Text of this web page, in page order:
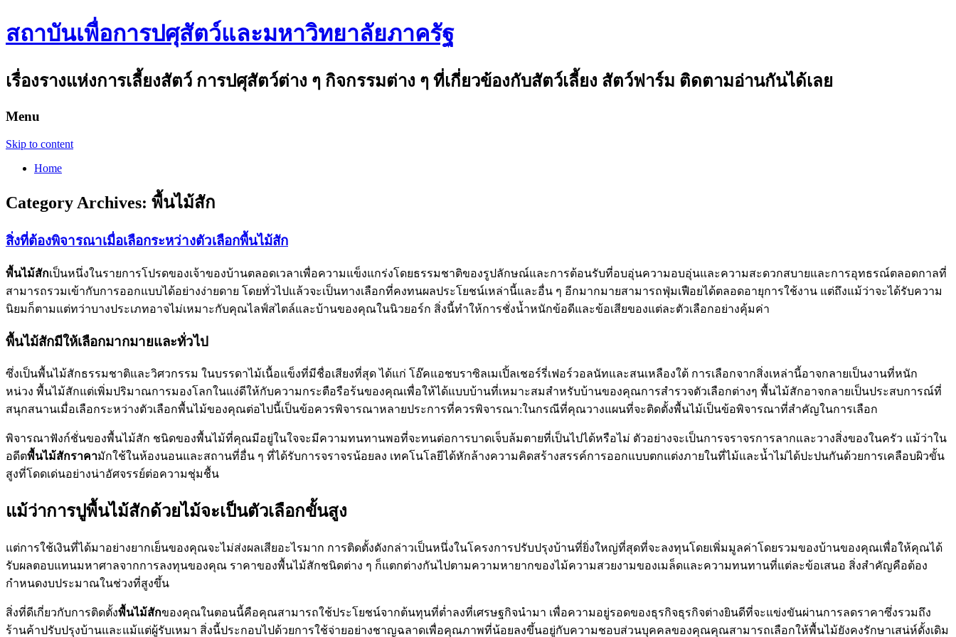
สถาบันเพื่อการปศุสัตว์และมหาวิทยาลัยภาครัฐ
เรื่องรางแห่งการเลี้ยงสัตว์ การปศุสัตว์ต่าง ๆ กิจกรรมต่าง ๆ ที่เกี่ยวข้องกับสัตว์เลี้ยง สัตว์ฟาร์ม ติดตามอ่านกันได้เลย
Menu
Skip to content
Home
Category Archives: พื้นไม้สัก
สิ่งที่ต้องพิจารณาเมื่อเลือกระหว่างตัวเลือกพื้นไม้สัก
พื้นไม้สักเป็นหนึ่งในรายการโปรดของเจ้าของบ้านตลอดเวลาเพื่อความแข็งแกร่งโดยธรรมชาติของรูปลักษณ์และการต้อนรับที่อบอุ่นความอบอุ่นและความสะดวกสบายและการอุทธรณ์ตลอดกาลที่
สามารถรวมเข้ากับการออกแบบได้อย่างง่ายดาย โดยทั่วไปแล้วจะเป็นทางเลือกที่คงทนผลประโยชน์เหล่านี้และอื่น ๆ อีกมากมายสามารถฟุ่มเฟือยได้ตลอดอายุการใช้งาน แต่ถึงแม้ว่าจะได้รับความ
นิยมก็ตามแต่ทว่าบางประเภทอาจไม่เหมาะกับคุณไลฟ์สไตล์และบ้านของคุณในนิวยอร์ก สิ่งนี้ทำให้การชั่งน้ำหนักข้อดีและข้อเสียของแต่ละตัวเลือกอย่างคุ้มค่า
พื้นไม้สักมีให้เลือกมากมายและทั่วไป
ซึ่งเป็นพื้นไม้สักธรรมชาติและวิศวกรรม ในบรรดาไม้เนื้อแข็งที่มีชื่อเสียงที่สุด ได้แก่ โอ๊คแอชบราซิลเมเปิ้ลเชอร์รี่เฟอร์วอลนัทและสนเหลืองใต้ การเลือกจากสิ่งเหล่านี้อาจกลายเป็นงานที่หนัก
หน่วง พื้นไม้สักแต่เพิ่มปริมาณการมองโลกในแง่ดีให้กับความกระตือรือร้นของคุณเพื่อให้ได้แบบบ้านที่เหมาะสมสำหรับบ้านของคุณการสำรวจตัวเลือกต่างๆ พื้นไม้สักอาจกลายเป็นประสบการณ์ที่
สนุกสนานเมื่อเลือกระหว่างตัวเลือกพื้นไม้ของคุณต่อไปนี้เป็นข้อควรพิจารณาหลายประการที่ควรพิจารณา:ในกรณีที่คุณวางแผนที่จะติดตั้งพื้นไม้เป็นข้อพิจารณาที่สำคัญในการเลือก
พิจารณาฟังก์ชั่นของพื้นไม้สัก ชนิดของพื้นไม้ที่คุณมีอยู่ในใจจะมีความทนทานพอที่จะทนต่อการบาดเจ็บล้มตายที่เป็นไปได้หรือไม่ ตัวอย่างจะเป็นการจราจรการลากและวางสิ่งของในครัว แม้ว่าใน
อดีตพื้นไม้สักราคามักใช้ในห้องนอนและสถานที่อื่น ๆ ที่ได้รับการจราจรน้อยลง เทคโนโลยีได้หักล้างความคิดสร้างสรรค์การออกแบบตกแต่งภายในที่ไม้และน้ำไม่ได้ปะปนกันด้วยการเคลือบผิวขั้น
สูงที่โดดเด่นอย่างน่าอัศจรรย์ต่อความชุ่มชื้น
แม้ว่าการปูพื้นไม้สักด้วยไม้จะเป็นตัวเลือกขั้นสูง
แต่การใช้เงินที่ได้มาอย่างยากเย็นของคุณจะไม่ส่งผลเสียอะไรมาก การติดตั้งดังกล่าวเป็นหนึ่งในโครงการปรับปรุงบ้านที่ยิ่งใหญ่ที่สุดที่จะลงทุนโดยเพิ่มมูลค่าโดยรวมของบ้านของคุณเพื่อให้คุณได้
รับผลตอบแทนมหาศาลจากการลงทุนของคุณ ราคาของพื้นไม้สักชนิดต่าง ๆ ก็แตกต่างกันไปตามความหายากของไม้ความสวยงามของเมล็ดและความทนทานที่แต่ละข้อเสนอ สิ่งสำคัญคือต้อง
กำหนดงบประมาณในช่วงที่สูงขึ้น
สิ่งที่ดีเกี่ยวกับการติดตั้งพื้นไม้สักของคุณในตอนนี้คือคุณสามารถใช้ประโยชน์จากต้นทุนที่ต่ำลงที่เศรษฐกิจนำมา เพื่อความอยู่รอดของธุรกิจธุรกิจต่างยินดีที่จะแข่งขันผ่านการลดราคาซึ่งรวมถึง
ร้านค้าปรับปรุงบ้านและแม้แต่ผู้รับเหมา สิ่งนี้ประกอบไปด้วยการใช้จ่ายอย่างชาญฉลาดเพื่อคุณภาพที่น้อยลงขึ้นอยู่กับความชอบส่วนบุคคลของคุณคุณสามารถเลือกให้พื้นไม้ยังคงรักษาเสน่ห์ดั้งเดิม